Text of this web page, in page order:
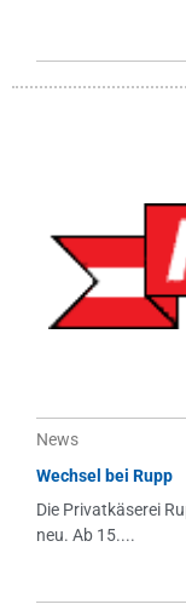
News
Wechsel bei Rupp
Die Privatkäserei
neu. Ab 15....